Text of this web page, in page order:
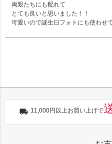
両親たちにも配れて
とても良いと思いました！！
可愛いので誕生日フォトにも使わせ
11,000円以上お買い上げで